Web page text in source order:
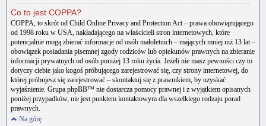
Co to jest COPPA?
COPPA, to skrót od Child Online Privacy and Protection Act – prawa obowiązującego
od 1998 roku w USA, nakładającego na właścicieli stron internetowych, które
potencjalnie mogą zbierać informacje od osób małoletnich – mających mniej niż 13 lat –
obowiązek posiadania pisemnej zgody rodziców lub opiekunów prawnych na zbieranie
informacji prywatnych od osób poniżej 13 roku życia. Jeżeli nie masz pewności czy to
dotyczy ciebie jako kogoś próbującego zarejestrować się, czy strony internetowej, do
której próbujesz się zarejestrować – skontaktuj się z prawnikiem, by uzyskać
wyjaśnienie. Grupa phpBB™ nie dostarcza pomocy prawnej i z wyjątkiem opisanych
poniżej przypadków, nie jest punktem kontaktowym dla wszelkiego rodzaju porad
prawnych.
Na górę